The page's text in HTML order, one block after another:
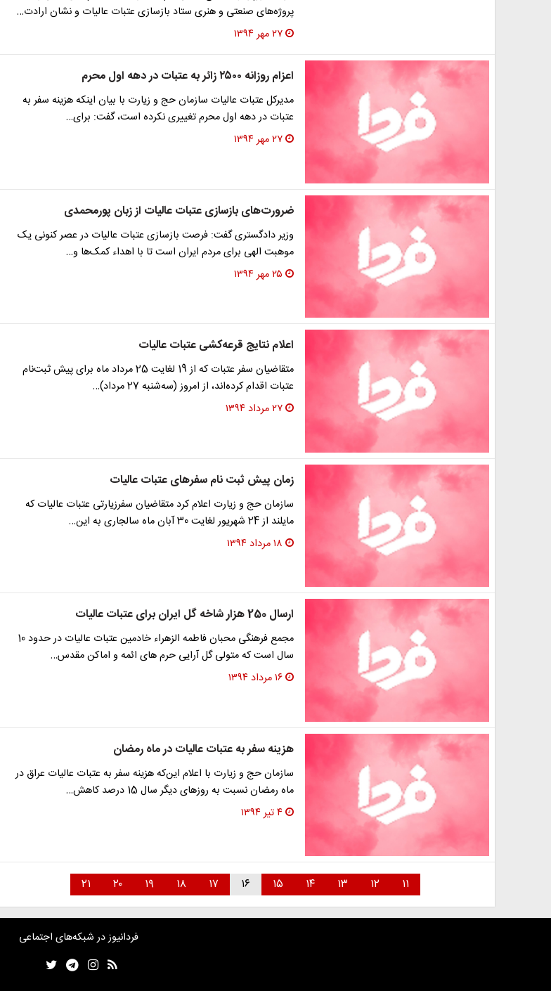
پروژه‌های صنعتی و هنری ستاد بازسازی عتبات عالیات و نشان ارادت…
۲۷ مهر ۱۳۹۴
اعزام روزانه ۲۵۰۰ زائر به عتبات در دهه اول محرم
مدیرکل عتبات عالیات سازمان حج و زیارت با بیان اینکه هزینه سفر به
عتبات در دهه اول محرم تغییری نکرده است، گفت: برای…
۲۷ مهر ۱۳۹۴
ضرورت‌های بازسازی عتبات عالیات از زبان پورمحمدی
وزیر دادگستری گفت: فرصت بازسازی عتبات عالیات در عصر کنونی یک
موهبت الهی برای مردم ایران است تا با اهداء کمک‌ها و…
۲۵ مهر ۱۳۹۴
اعلام نتایج قرعه‌کشی عتبات عالیات
متقاضیان سفر عتبات که از 19 لغایت 25 مرداد ماه برای پیش ثبت‌نام
عتبات اقدام کرده‌اند، از امروز (سه‌شنبه 27 مرداد)…
۲۷ مرداد ۱۳۹۴
زمان پیش ثبت نام سفرهای عتبات عالیات
سازمان حج و زیارت اعلام کرد متقاضیان سفرزیارتی عتبات عالیات که
مایلند از 24 شهریور لغایت 30 آبان ماه سالجاری به این…
۱۸ مرداد ۱۳۹۴
ارسال 250 هزار شاخه گل ایران برای عتبات عالیات
مجمع فرهنگی محبان فاطمه الزهراء خادمین عتبات عالیات در حدود 10
سال است که متولی گل آرایی حرم های ائمه و اماکن مقدس…
۱۶ مرداد ۱۳۹۴
هزینه سفر به عتبات عالیات در ماه رمضان
سازمان حج و زیارت با اعلام این‌که هزینه‌ سفر به عتبات عالیات عراق در
ماه رمضان نسبت به روزهای دیگر سال 15 درصد کاهش…
۴ تیر ۱۳۹۴
۱۱ ۱۲ ۱۳ ۱۴ ۱۵ ۱۶ ۱۷ ۱۸ ۱۹ ۲۰ ۲۱
فردانیوز در شبکه‌های اجتماعی